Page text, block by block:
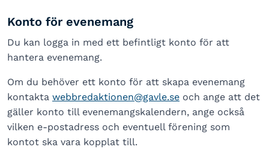
Konto för evenemang
Du kan logga in med ett befintligt konto för att
hantera evenemang.
Om du behöver ett konto för att skapa evenemang
kontakta webbredaktionen@gavle.se och ange att det
gäller konto till evenemangskalendern, ange också
vilken e-postadress och eventuell förening som
kontot ska vara kopplat till.